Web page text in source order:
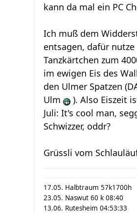
kann da mal ein PC
Ich muß dem
entsagen, dafür
Tanzkärtchen zum
im ewigen Eis des
den Ulmer Spatzen
Ulm
). Also Eiszeit
Juli: It's cool man,
Schwizzer, oddr?
Grüssli vom
17.05. Halbtraum 57k1700h
23.05. Naswut 60 k 08:40
13.06. Rutesheim 04:53:33